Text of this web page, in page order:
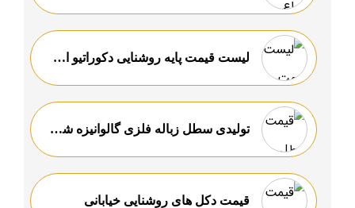
لیست قیمت پایه روشنایی دکوراتیو ارزان
تولیدی سطل زباله فلزی گالوانیزه شهرداری قیمت مناسب
قیمت دکل های روشنایی خیابانی